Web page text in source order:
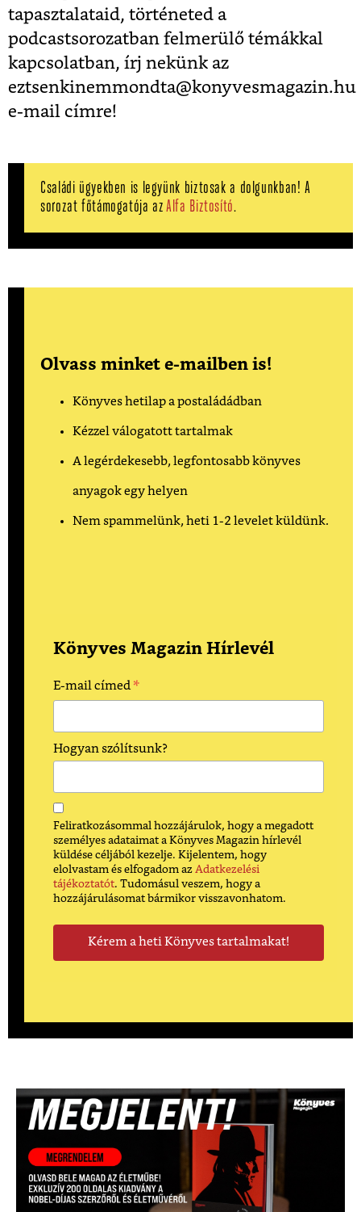
tapasztalataid, történeted a
podcastsorozatban felmerülő témákkal
kapcsolatban, írj nekünk az
eztsenkinemmondta@konyvesmagazin.hu
e-mail címre!
Családi ügyekben is legyünk biztosak a dolgunkban! A
sorozat főtámogatója azAlfa Biztosító.
Olvass minket e-mailben is!
Könyves hetilap a postaládádban
Kézzel válogatott tartalmak
A legérdekesebb, legfontosabb könyves
anyagok egy helyen
Nem spammelünk, heti 1-2 levelet küldünk.
Könyves Magazin Hírlevél
E-mail címed *
Hogyan szólítsunk?
Feliratkozásommal hozzájárulok, hogy a megadott
személyes adataimat a Könyves Magazin hírlevél
küldése céljából kezelje. Kijelentem, hogy
elolvastam és elfogadom az Adatkezelési
tájékoztatót. Tudomásul veszem, hogy a
hozzájárulásomat bármikor visszavonhatom.